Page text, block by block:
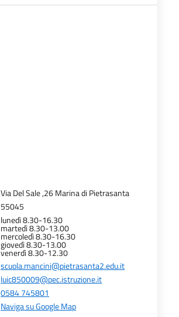
Via Del Sale ,26 Marina di Pietrasanta
55045
lunedì 8.30-16.30
martedì 8.30-13.00
mercoledì 8.30-16.30
giovedì 8.30-13.00
venerdì 8.30-12.30
scuola.mancini@pietrasanta2.edu.it
luic850009@pec.istruzione.it
0584 745801
Naviga su Google Map